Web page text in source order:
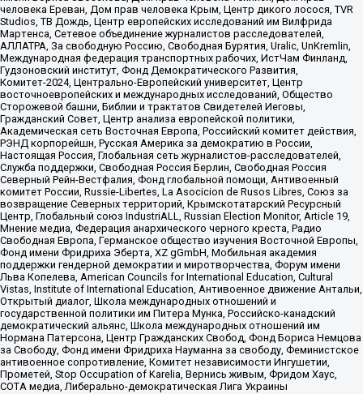
человека Ереван, Дом прав человека Крым, Центр дикого лосося, TVR
Studios, ТВ Дождь, Центр европейских исследований им Вилфрида
Мартенса, Сетевое объединение журналистов расследователей,
АЛЛАТРА, За свободную Россию, Свободная Бурятия, Uralic, UnKremlin,
Международная федерация транспортных рабочих, ИстЧам Финланд,
Гудзоновский институт, Фонд Демократического Развития,
Комитет-2024, Центрально-Европейский университет, Центр
восточноевропейских и международных исследований, Общество
Сторожевой башни, Библии и трактатов Свидетелей Иеговы,
Гражданский Совет, Центр анализа европейской политики,
Академическая сеть Восточная Европа, Российский комитет действия,
РЭНД корпорейшн, Русская Америка за демократию в России,
Настоящая Россия, Глобальная сеть журналистов-расследователей,
Служба поддержки, Свободная Россия Берлин, Свободная Россия
Северный Рейн-Вестфалия, Фонд глобальной помощи, Антивоенный
комитет России, Russie-Libertes, La Asocicion de Rusos Libres, Союз за
возвращение Северных территорий, Крымскотатарский Ресурсный
Центр, Глобальный союз IndustriALL, Russian Election Monitor, Article 19,
Мнение медиа, Федерация анархического черного креста, Радио
Свободная Европа, Германское общество изучения Восточной Европы,
Фонд имени Фридриха Эберта, XZ gGmbH, Мобильная академия
поддержки гендерной демократии и миротворчества, Форум имени
Льва Копелева, American Councils for International Education, Cultural
Vistas, Institute of International Education, Антивоенное движение Антальи,
Открытый диалог, Школа международных отношений и
государственной политики им Питера Мунка, Российско-канадский
демократический альянс, Школа международных отношений им
Нормана Патерсона, Центр Гражданских Свобод, Фонд Бориса Немцова
за Свободу, Фонд имени Фридриха Науманна за свободу, Феминистское
антивоенное сопротивление, Комитет независимости Ингушетии,
Прометей, Stop Occupation of Karelia, Вернись живым, Фридом Хаус,
СОТА медиа, Либерально-демократическая Лига Украины